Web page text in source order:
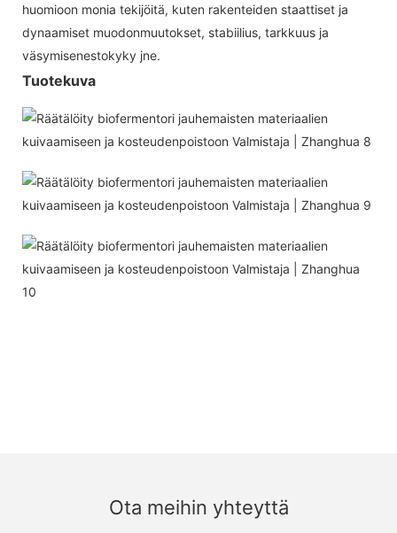
huomioon monia tekijöitä, kuten rakenteiden staattiset ja
dynaamiset muodonmuutokset, stabiilius, tarkkuus ja
väsymisenestokyky jne.
Tuotekuva
Ota meihin yhteyttä